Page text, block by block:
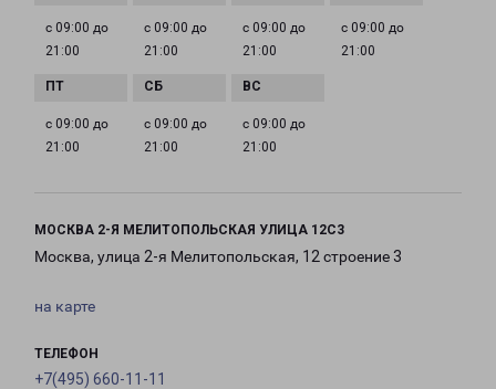
с 09:00 до
21:00
с 09:00 до
21:00
с 09:00 до
21:00
с 09:00 до
21:00
с 09:00 до
21:00
с 09:00 до
21:00
с 09:00 до
21:00
МОСКВА 2-Я МЕЛИТОПОЛЬСКАЯ УЛИЦА 12С3
Москва, улица 2-я Мелитопольская, 12 строение 3
на карте
ТЕЛЕФОН
+7(495) 660-11-11